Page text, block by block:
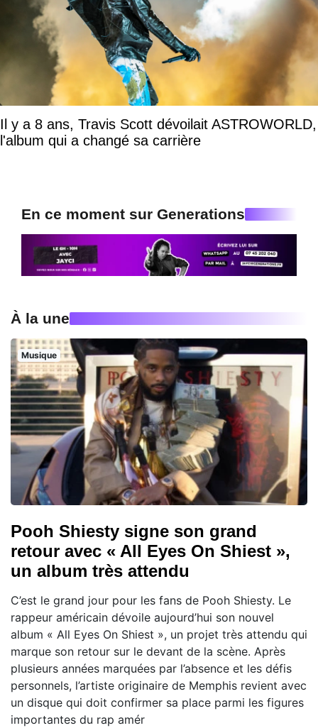
Il y a 8 ans, Travis Scott dévoilait ASTROWORLD,
l'album qui a changé sa carrière
En ce moment sur Generations
À la une
Musique
Pooh Shiesty signe son grand
retour avec « All Eyes On Shiest »,
un album très attendu
C’est le grand jour pour les fans de Pooh Shiesty. Le
rappeur américain dévoile aujourd’hui son nouvel
album « All Eyes On Shiest », un projet très attendu qui
marque son retour sur le devant de la scène. Après
plusieurs années marquées par l’absence et les défis
personnels, l’artiste originaire de Memphis revient avec
un disque qui doit confirmer sa place parmi les figures
importantes du rap amér